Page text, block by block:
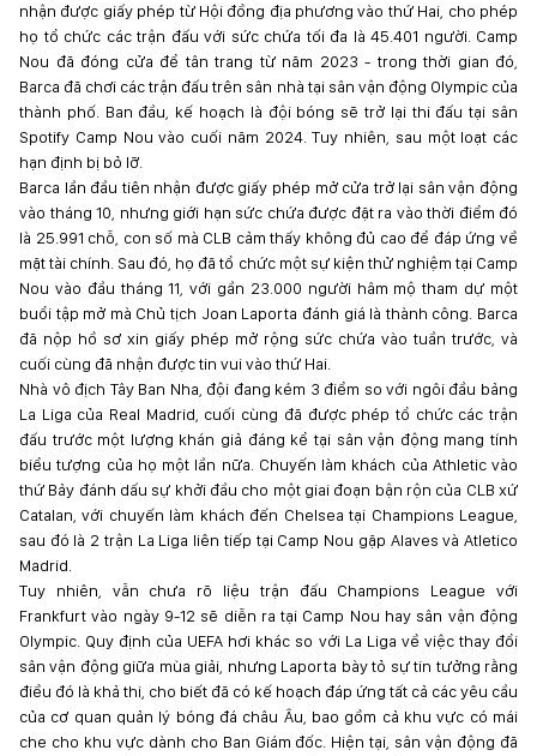
nhận được giấy phép từ Hội đồng địa phương vào thứ Hai, cho phép
họ tổ chức các trận đấu với sức chứa tối đa là 45.401 người. Camp
Nou đã đóng cửa để tân trang từ năm 2023 - trong thời gian đó,
Barca đã chơi các trận đấu trên sân nhà tại sân vận động Olympic của
thành phố. Ban đầu, kế hoạch là đội bóng sẽ trở lại thi đấu tại sân
Spotify Camp Nou vào cuối năm 2024. Tuy nhiên, sau một loạt các
hạn định bị bỏ lỡ.
Barca lần đầu tiên nhận được giấy phép mở cửa trở lại sân vận động
vào tháng 10, nhưng giới hạn sức chứa được đặt ra vào thời điểm đó
là 25.991 chỗ, con số mà CLB cảm thấy không đủ cao để đáp ứng về
mặt tài chính. Sau đó, họ đã tổ chức một sự kiện thử nghiệm tại Camp
Nou vào đầu tháng 11, với gần 23.000 người hâm mộ tham dự một
buổi tập mở mà Chủ tịch Joan Laporta đánh giá là thành công. Barca
đã nộp hồ sơ xin giấy phép mở rộng sức chứa vào tuần trước, và
cuối cùng đã nhận được tin vui vào thứ Hai.
Nhà vô địch Tây Ban Nha, đội đang kém 3 điểm so với ngôi đầu bảng
La Liga của Real Madrid, cuối cùng đã được phép tổ chức các trận
đấu trước một lượng khán giả đáng kể tại sân vận động mang tính
biểu tượng của họ một lần nữa. Chuyến làm khách của Athletic vào
thứ Bảy đánh dấu sự khởi đầu cho một giai đoạn bận rộn của CLB xứ
Catalan, với chuyến làm khách đến Chelsea tại Champions League,
sau đó là 2 trận La Liga liên tiếp tại Camp Nou gặp Alaves và Atletico
Madrid.
Tuy nhiên, vẫn chưa rõ liệu trận đấu Champions League với
Frankfurt vào ngày 9-12 sẽ diễn ra tại Camp Nou hay sân vận động
Olympic. Quy định của UEFA hơi khác so với La Liga về việc thay đổi
sân vận động giữa mùa giải, nhưng Laporta bày tỏ sự tin tưởng rằng
điều đó là khả thi, cho biết đã có kế hoạch đáp ứng tất cả các yêu cầu
của cơ quan quản lý bóng đá châu Âu, bao gồm cả khu vực có mái
che cho khu vực dành cho Ban Giám đốc. Hiện tại, sân vận động đã